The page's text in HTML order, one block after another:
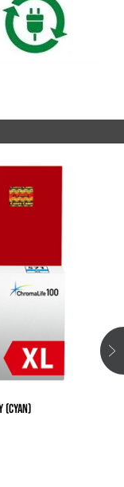
(CYAN)